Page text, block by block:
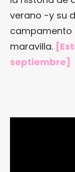
verano -y su
campamento
maravilla.
septiembre]